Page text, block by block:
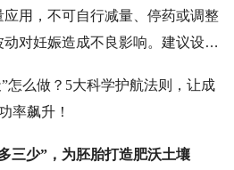
用，不可自行减量、停药或调整
对妊娠造成不良影响。建议设置
间若出现轻微腹胀、乳房胀痛属
泌物可能是着床出血，不必过度恐
若出现剧烈腹痛、大量阴道出血
伴恶心呕吐尿量减少，或体温超
三少”，为胚胎打造肥沃土壤